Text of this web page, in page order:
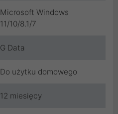
Microsoft Windows
11/10/8.1/7
G Data
Do użytku domowego
12 miesięcy